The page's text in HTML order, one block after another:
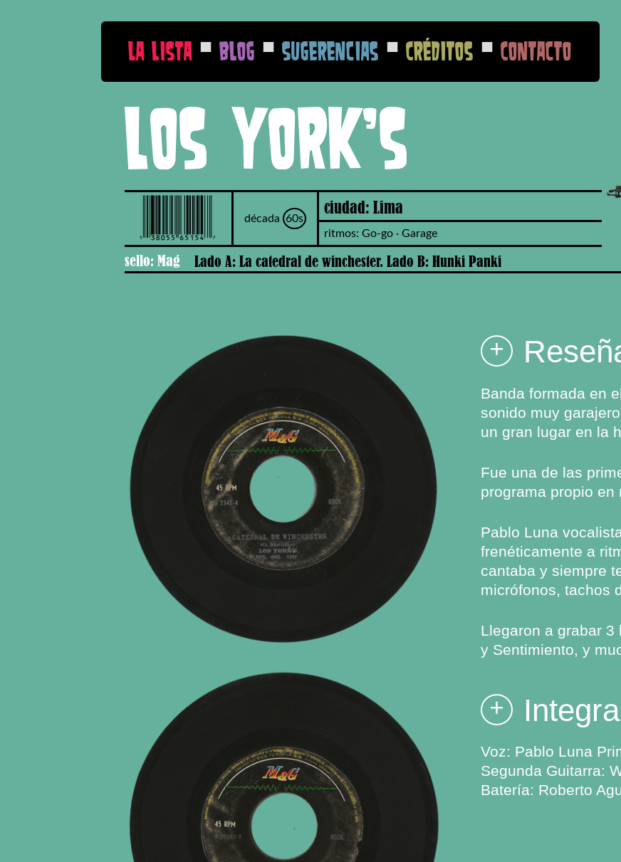
La Lista ■ Blog ■ Sugerencias ■ Créditos ■ Contacto
Los York's
década 60s
ciudad: Lima
ritmos: Go-go · Garage
sello: Mag Lado A: La catedral de winchester. Lado B: Hunki Panki
+
Banda formada en
sonido muy
un gran lugar en la
Fue una de las
programa propio en
Pablo Luna
frenéticamente a
cantaba y siempre
micrófonos, tachos
Llegaron a grabar 3
y Sentimiento, y
+
Voz: Pablo Luna
Segunda Guitarra:
Batería: Roberto